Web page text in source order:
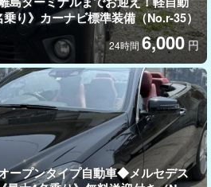
り》カーナビ標準装備（No.r-35）
24時間 6,000 円
ープンタイプ自動車◆メルセデス